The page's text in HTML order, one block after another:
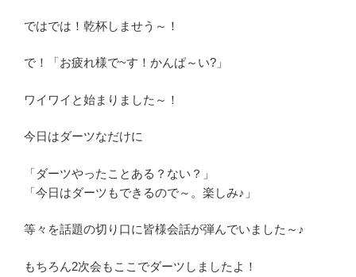
ではでは！乾杯しませう～！
で！「お疲れ様で~す！かんぱ～い?」
ワイワイと始まりました～！
今日はダーツなだけに
「ダーツやったことある？ない？」
「今日はダーツもできるので～。楽しみ♪」
等々を話題の切り口に皆様会話が弾んでいました～♪
もちろん2次会もここでダーツしましたよ！